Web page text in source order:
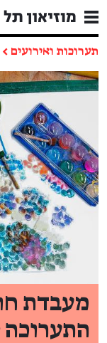
תערוכות ואירועים ←
מעבדת
התערוכה